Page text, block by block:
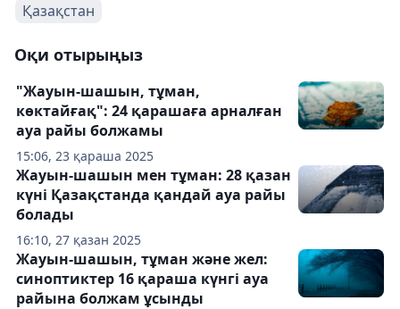
Қазақстан
Оқи отырыңыз
15:06, 23 қараша 2025
"Жауын-шашын, тұман,
көктайғақ": 24 қарашаға арналған
ауа райы болжамы
16:10, 27 қазан 2025
Жауын-шашын мен тұман: 28 қазан
күні Қазақстанда қандай ауа райы
болады
Жауын-шашын, тұман және жел:
синоптиктер 16 қараша күнгі ауа
райына болжам ұсынды